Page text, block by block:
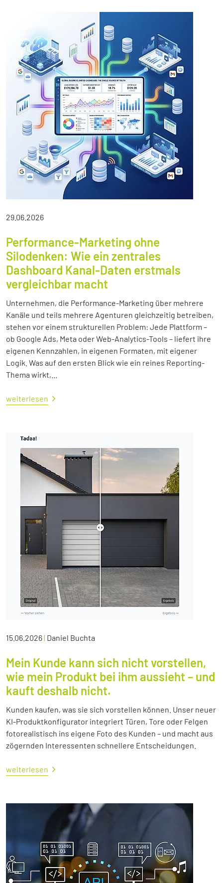
29.06.2026
Performance-Marketing ohne
Silodenken: Wie ein zentrales
Dashboard Kanal-Daten erstmals
vergleichbar macht
Unternehmen, die Performance-Marketing über mehrere
Kanäle und teils mehrere Agenturen gleichzeitig betreiben,
stehen vor einem strukturellen Problem: Jede Plattform –
ob Google Ads, Meta oder Web-Analytics-Tools – liefert ihre
eigenen Kennzahlen, in eigenen Formaten, mit eigener
Logik. Was auf den ersten Blick wie ein reines Reporting-
Thema wirkt,...
weiterlesen
15.06.2026| Daniel Buchta
Mein Kunde kann sich nicht vorstellen,
wie mein Produkt bei ihm aussieht – und
kauft deshalb nicht.
Kunden kaufen, was sie sich vorstellen können. Unser neuer
KI-Produktkonfigurator integriert Türen, Tore oder Felgen
fotorealistisch ins eigene Foto des Kunden – und macht aus
zögernden Interessenten schnellere Entscheidungen.
weiterlesen